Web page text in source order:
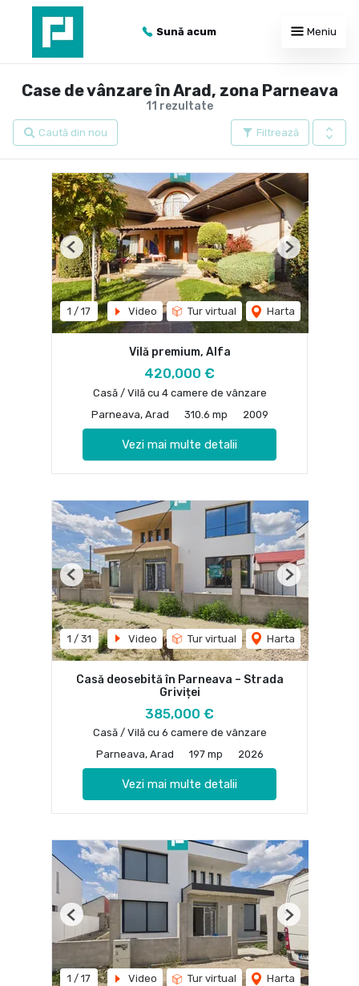
Sună acum Meniu
11 rezultate
Case de vânzare în Arad, zona Parneava
Filtrează
Caută din nou
1 / 17 Video Tur virtual Harta
Previous Next
Vilă premium, Alfa
420,000 €
Casă / Vilă cu 4 camere de vânzare
Parneava, Arad
310.6 mp 2009
Vezi mai multe detalii
1 / 31 Video Tur virtual Harta
Previous Next
Casă deosebită în Parneava – Strada
Griviței
385,000 €
Casă / Vilă cu 6 camere de vânzare
Parneava, Arad
197 mp 2026
Vezi mai multe detalii
1 / 17 Video Tur virtual Harta
Previous Next